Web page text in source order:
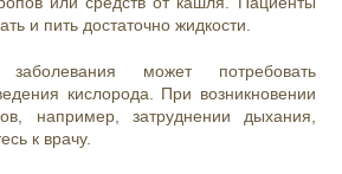
и пить достаточно жидкости.
может потребовать
кислорода. При возникновении
например, затруднении дыхания,
к врачу.